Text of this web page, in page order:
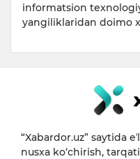
informatsion
yangiliklaridan doimo
“Xabardor.uz” saytida
nusxa ko‘chirish,